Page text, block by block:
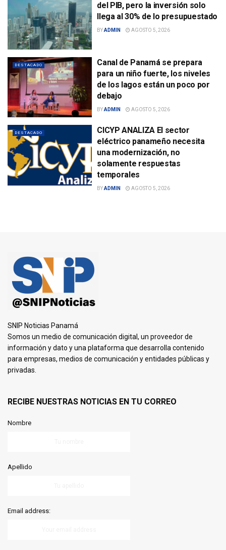
del PIB, pero la inversión solo
llega al 30% de lo presupuestado
BYADMIN AGOSTO 5, 2026
DESTACADO
Canal de Panamá se prepara
para un niño fuerte, los niveles
de los lagos están un poco por
debajo
BYADMIN AGOSTO 5, 2026
DESTACADO
CICYP ANALIZA El sector
eléctrico panameño necesita
una modernización, no
solamente respuestas
temporales
BYADMIN AGOSTO 5, 2026
SNIP Noticias Panamá
Somos un medio de comunicación digital, un proveedor de
información y dato y una plataforma que desarrolla contenido
para empresas, medios de comunicación y entidades públicas y
privadas.
RECIBE NUESTRAS NOTICIAS EN TU CORREO
Nombre
Apellido
Email address: